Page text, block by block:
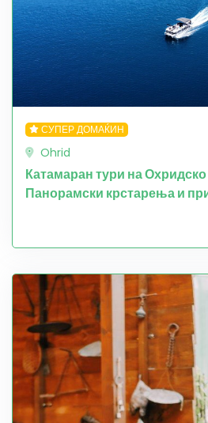
СУПЕР ДОМАЌИН
Ohrid
Катамаран тури на
Панорамски крстарења и